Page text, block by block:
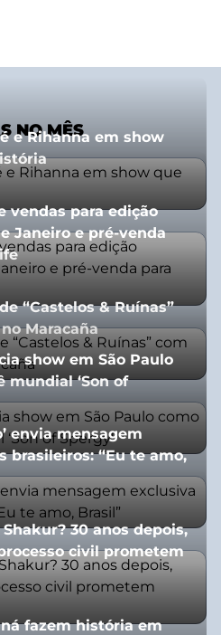
NO MÊS
e Rihanna em show
vendas para edição
Janeiro e pré-venda
“Castelos & Ruínas”
Maracaña
show em São Paulo
mundial ‘Son of
envia mensagem
brasileiros: “Eu te amo,
30 anos depois,
civil prometem
fazem história em